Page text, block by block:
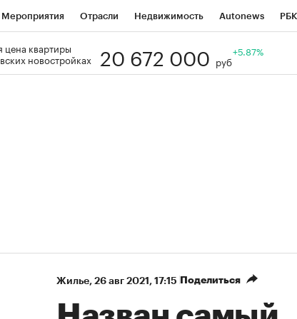
Мероприятия Отрасли Недвижимость Autonews
Визионеры
цена квартиры
новостройках
20 672 000 руб
+5.87%
Жилье⁠, 26 авг 2021, 17:15 Поделиться